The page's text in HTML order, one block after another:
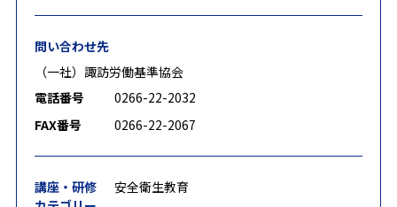
問い合わせ先
（一社）諏訪労働基準協会
電話番号
0266-22-2032
FAX番号
0266-22-2067
講座・研修
安全衛生教育